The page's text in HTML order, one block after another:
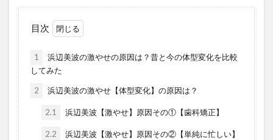
目次
1
浜辺美波の激やせの原因は？昔と今の体型変化を比較
してみた
2 浜辺美波の激やせ【体型変化】の原因は？
2.1 浜辺美波【激やせ】原因その①【歯科矯正】
2.2 浜辺美波【激やせ】原因その②【単純に忙しい】